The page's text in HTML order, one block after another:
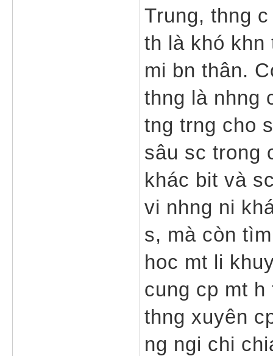
Trung, thng
th là khó khn
mi bn thân.
thng là nhng
tng trng cho
sâu sc trong
khác bit và
vi nhng ni
s, mà còn
hoc mt li
cung cp mt h
thng xuyên
ng ngi chi